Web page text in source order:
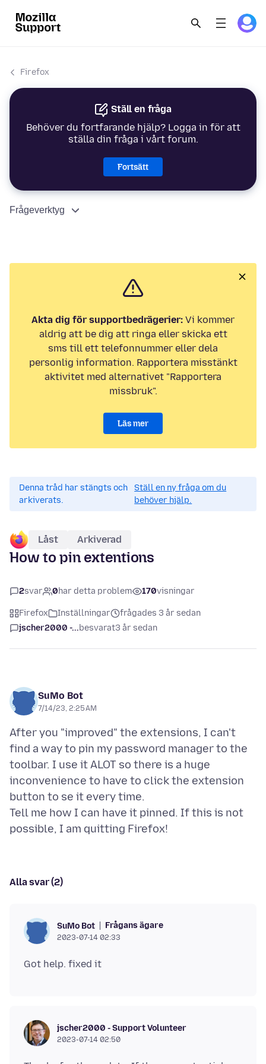
Firefox
Ställ en fråga
Behöver du fortfarande hjälp? Logga in för att
ställa din fråga i vårt forum.
Fortsätt
Frågeverktyg
Akta dig för supportbedrägerier: Vi kommer
aldrig att be dig att ringa eller skicka ett
sms till ett telefonnummer eller dela
personlig information. Rapportera misstänkt
aktivitet med alternativet "Rapportera
missbruk".
Läs mer
Denna tråd har stängts och
arkiverats.
Ställ en ny fråga om du
behöver hjälp.
Låst Arkiverad
How to pin extentions
2svar 0har detta problem 170visningar
Firefox Inställningar
frågades 3 år sedan
jscher2000 -...besvarat3 år sedan
SuMo Bot
7/14/23, 2:25 AM
After you "improved" the extensions, I can't
find a way to pin my password manager to the
toolbar. I use it ALOT so there is a huge
inconvenience to have to click the extension
button to se it every time.
Tell me how I can have it pinned. If this is not
Alla svar (2)
SuMo Bot Frågans ägare
2023-07-14 02:33
jscher2000 - Support Volunteer
2023-07-14 02:50